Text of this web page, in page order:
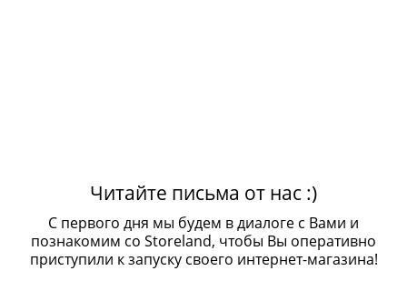
Читайте письма от нас :)
С первого дня мы будем в диалоге с Вами и
познакомим со Storeland, чтобы Вы оперативно
приступили к запуску своего интернет-магазина!